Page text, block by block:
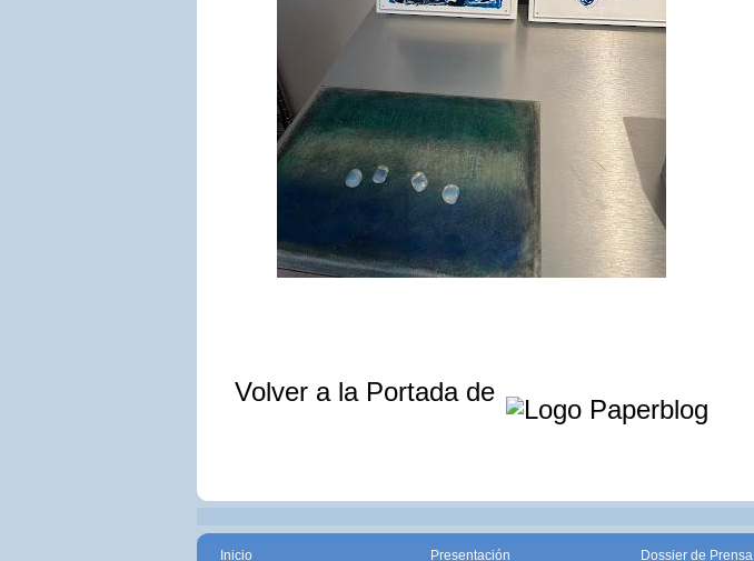
Volver a la Portada de
Inicio Presentación Dossier de Prensa